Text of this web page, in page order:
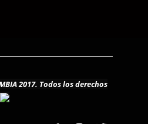
2017. Todos los derechos